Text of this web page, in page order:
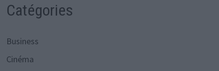
Catégories
Business
Cinéma